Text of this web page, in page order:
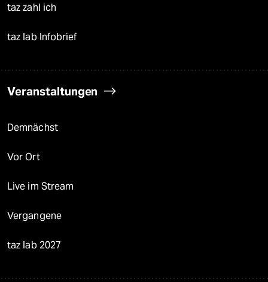
taz zahl ich
taz lab Infobrief
Veranstaltungen
Demnächst
Vor Ort
Live im Stream
Vergangene
taz lab 2027